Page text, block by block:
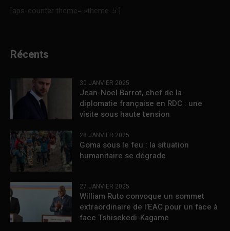
[aps-counter theme= »theme-5″]
Récents
30 JANVIER 2025
Jean-Noël Barrot, chef de la
diplomatie française en RDC : une
visite sous haute tension
28 JANVIER 2025
Goma sous le feu : la situation
humanitaire se dégrade
27 JANVIER 2025
William Ruto convoque un sommet
extraordinaire de l’EAC pour un face à
face Tshisekedi-Kagame